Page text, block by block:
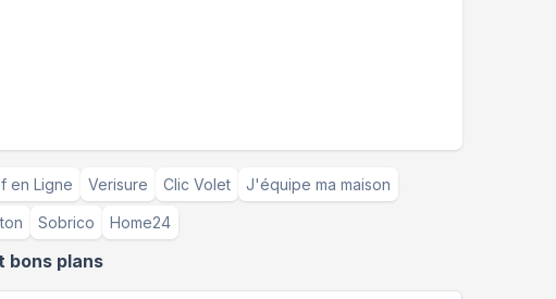
en Ligne Verisure Clic Volet J'équipe ma maison
Sobrico Home24
bons plans